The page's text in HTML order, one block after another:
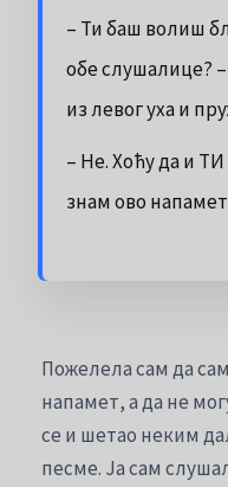
– Ти баш волиш
обе слушалице?
из левог уха и
– Не. Хоћу да и
знам ово
Пожелела сам да
напамет, а да не
се и шетао неким
песме. Ја сам